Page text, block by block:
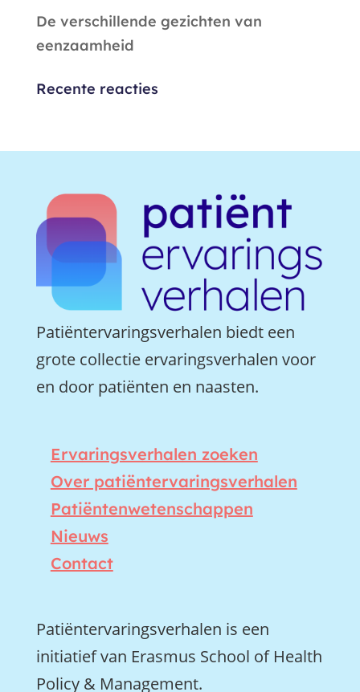
De verschillende gezichten van
eenzaamheid
Recente reacties
Patiëntervaringsverhalen biedt een
grote collectie ervaringsverhalen voor
en door patiënten en naasten.
Ervaringsverhalen zoeken
Over patiëntervaringsverhalen
Patiëntenwetenschappen
Nieuws
Contact
Patiëntervaringsverhalen is een
initiatief van Erasmus School of Health
Policy & Management.